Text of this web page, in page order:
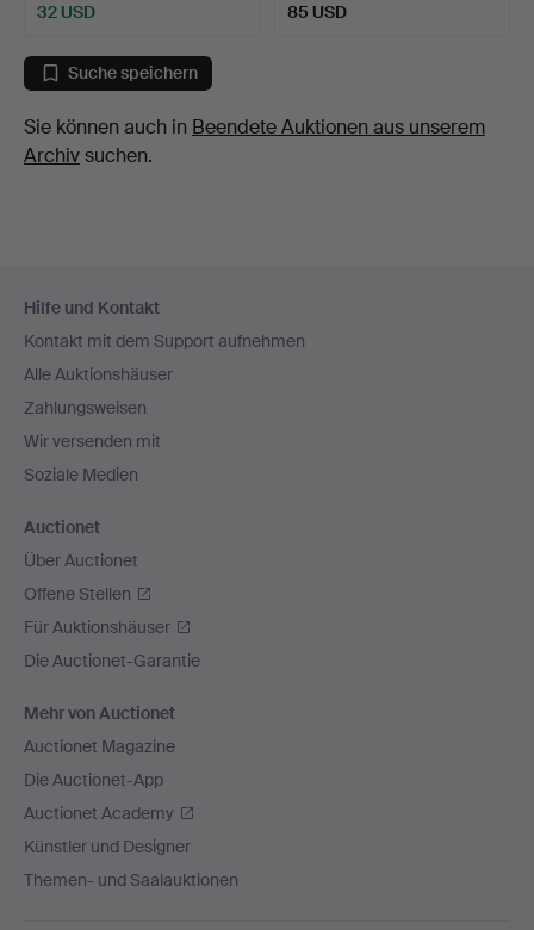
32 USD 85 USD
Suche speichern
Sie können auch in Beendete Auktionen aus unserem
Archivsuchen.
Navigation
Hilfe und Kontakt
Kontakt mit dem Support aufnehmen
Alle Auktionshäuser
Zahlungsweisen
Wir versenden mit
Soziale Medien
Auctionet
Über Auctionet
Offene Stellen
Für Auktionshäuser
Die Auctionet-Garantie
Mehr von Auctionet
Auctionet Magazine
Die Auctionet-App
Auctionet Academy
Künstler und Designer
Themen- und Saalauktionen